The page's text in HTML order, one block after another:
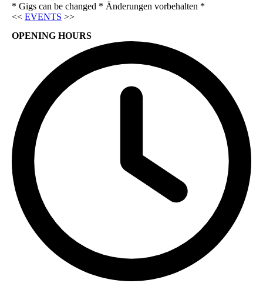
* Gigs can be changed * Änderungen vorbehalten *
<< EVENTS >>
OPENING HOURS